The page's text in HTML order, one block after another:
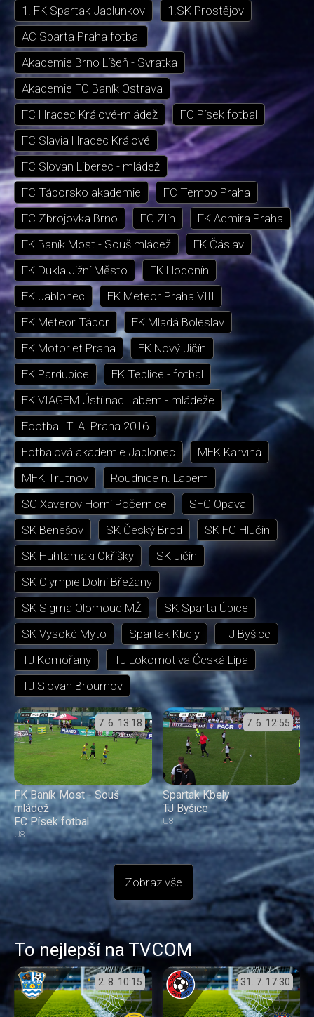
1. FK Spartak Jablunkov
1.SK Prostějov
AC Sparta Praha fotbal
Akademie Brno Líšeň - Svratka
Akademie FC Baník Ostrava
FC Hradec Králové-mládež
FC Písek fotbal
FC Slavia Hradec Králové
FC Slovan Liberec - mládež
FC Táborsko akademie
FC Tempo Praha
FC Zbrojovka Brno
FC Zlín
FK Admira Praha
FK Baník Most - Souš mládež
FK Čáslav
FK Dukla Jižní Město
FK Hodonín
FK Jablonec
FK Meteor Praha VIII
FK Meteor Tábor
FK Mladá Boleslav
FK Motorlet Praha
FK Nový Jičín
FK Pardubice
FK Teplice - fotbal
FK VIAGEM Ústí nad Labem - mládeže
Football T. A. Praha 2016
Fotbalová akademie Jablonec
MFK Karviná
MFK Trutnov
Roudnice n. Labem
SC Xaverov Horní Počernice
SFC Opava
SK Benešov
SK Český Brod
SK FC Hlučín
SK Huhtamaki Okříšky
SK Jičín
SK Olympie Dolní Břežany
SK Sigma Olomouc MŽ
SK Sparta Úpice
SK Vysoké Mýto
Spartak Kbely
TJ Byšice
TJ Komořany
TJ Lokomotiva Česká Lípa
TJ Slovan Broumov
7. 6. 13:18
FK Baník Most - Souš
mládež
FC Písek fotbal
U8
7. 6. 12:55
Spartak Kbely
TJ Byšice
U8
Zobraz vše
To nejlepší na TVCOM
2. 8. 10:15 31. 7. 17:30